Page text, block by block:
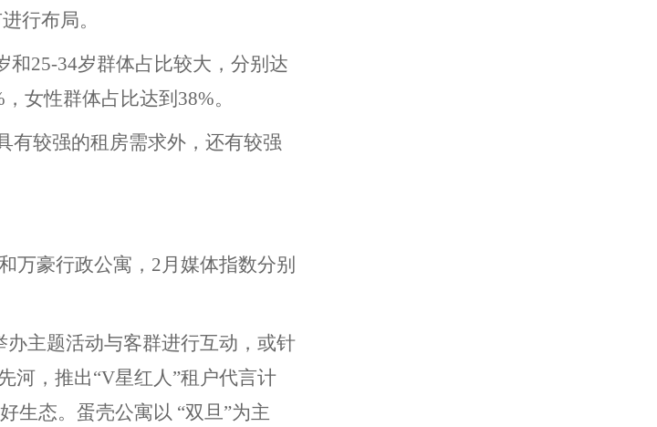
行布局。
和25-34岁群体占比较大，分别达
女性群体占比达到38%。
有较强的租房需求外，还有较强
万豪行政公寓，2月媒体指数分别
主题活动与客群进行互动，或针
河，推出“V星红人”租户代言计
生态。蛋壳公寓以 “双旦”为主